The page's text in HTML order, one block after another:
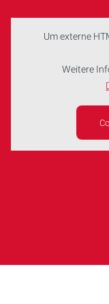
Um externe
Weitere